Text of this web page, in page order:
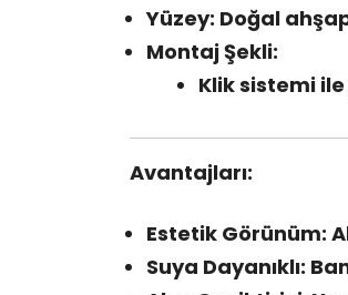
Yüzey: Doğal
Montaj Şekli:
Klik sistemi
Avantajları:
Estetik Görünüm:
Suya Dayanıklı: